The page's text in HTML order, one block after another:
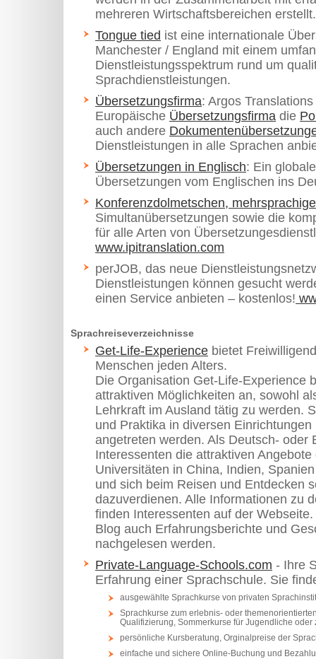
mehreren Wirtschaftsbereichen erstellt.
Tongue tied ist eine internationale
Manchester / England mit einem
Dienstleistungsspektrum rund um
Sprachdienstleistungen.
Übersetzungsfirma: Argos
Europäische Übersetzungsfirma die
auch andere
Dienstleistungen in alle Sprachen
Übersetzungen in Englisch: Ein
Übersetzungen vom Englischen ins
Konferenzdolmetschen,
Simultanübersetzungen sowie die
für alle Arten von
www.ipitranslation.com
perJOB, das neue
Dienstleistungen können gesucht
einen Service anbieten – kostenlos!
Sprachreiseverzeichnisse
Get-Life-Experience bietet
Menschen jeden Alters.
Die Organisation Get-Life-Experience
attraktiven Möglichkeiten an, sowohl
Lehrkraft im Ausland tätig zu werden.
und Praktika in diversen
angetreten werden. Als Deutsch- oder
Interessenten die attraktiven
Universitäten in China, Indien,
und sich beim Reisen und Entdecken
dazuverdienen. Alle Informationen zu
finden Interessenten auf der
Blog auch Erfahrungsberichte und
nachgelesen werden.
Private-Language-Schools.com - Ihre
Erfahrung einer Sprachschule. Sie
ausgewählte Sprachkurse von privaten
Sprachkurse zum erlebnis- oder
Qualifizierung, Sommerkurse für Jugendliche oder
persönliche Kursberatung, Orginalpreise der
einfache und sichere Online-Buchung und